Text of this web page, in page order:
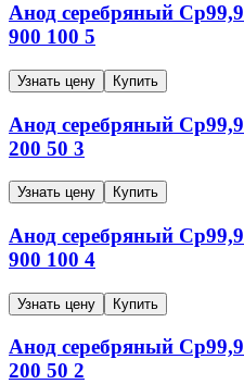
Анод серебряный
900 100 5
Узнать цену Купить
Анод серебряный
200 50 3
Узнать цену Купить
Анод серебряный
900 100 4
Узнать цену Купить
Анод серебряный
200 50 2